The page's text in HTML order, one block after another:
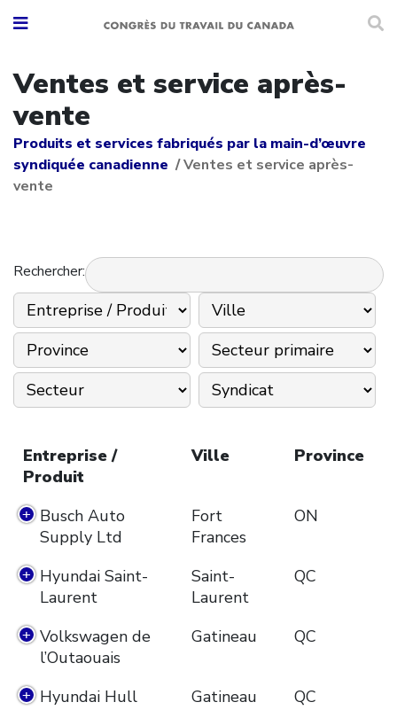
Ventes et service après-
vente
Produits et services fabriqués par la main-d’œuvre
syndiquée canadienne /Ventes et service après-
vente
Rechercher:
Entreprise /
Produit
Ville Province
Busch Auto
Supply Ltd
Fort
Frances
ON
Hyundai Saint-
Laurent
Saint-
Laurent
QC
Volkswagen de
l’Outaouais
Gatineau QC
Hyundai Hull Gatineau
QC